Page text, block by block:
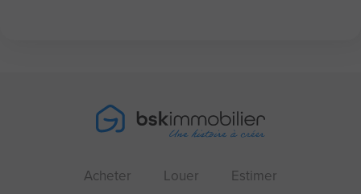
Acheter Louer
Estimer